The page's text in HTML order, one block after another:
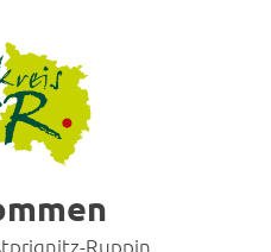
Ruppin